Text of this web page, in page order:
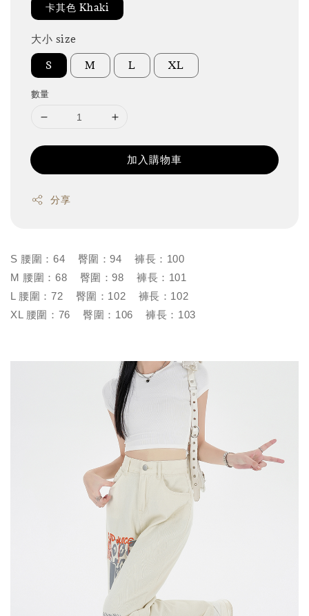
卡其色 Khaki
大小 size
S M L XL
數量
加入購物車
分享
S 腰圍：64 臀圍：94 褲長：100
M 腰圍：68 臀圍：98 褲長：101
L 腰圍：72 臀圍：102 褲長：102
XL 腰圍：76 臀圍：106 褲長：103